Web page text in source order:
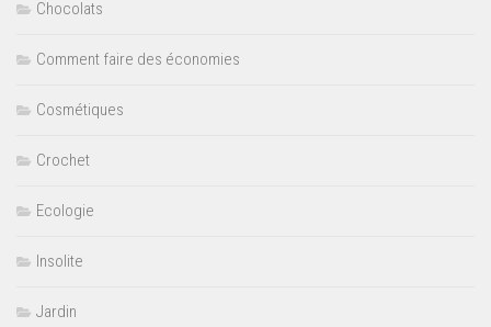
Chocolats
Comment faire des économies
Cosmétiques
Crochet
Ecologie
Insolite
Jardin